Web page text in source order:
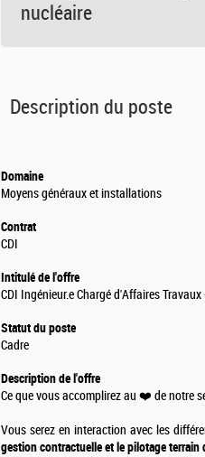
nucléaire
Description du poste
Domaine
Moyens généraux et installations
Contrat
CDI
Intitulé de l'offre
CDI Ingénieur.e Chargé d'Affaires
Statut du poste
Cadre
Description de l'offre
Ce que vous accomplirez au ❤️ de notre
Vous serez en interaction avec les
gestion contractuelle et le pilotage terrain